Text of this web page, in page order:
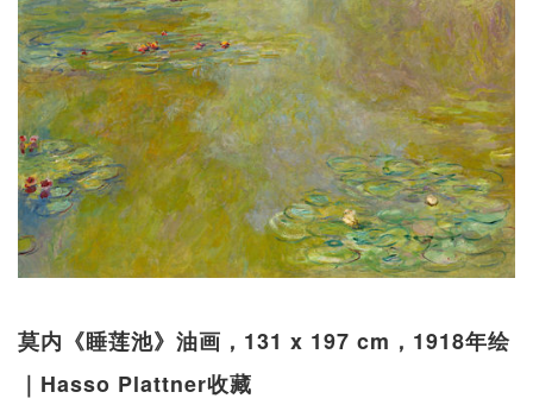
莫内《睡莲池》油画，131 x 197 cm，1918年绘
｜Hasso Plattner收藏